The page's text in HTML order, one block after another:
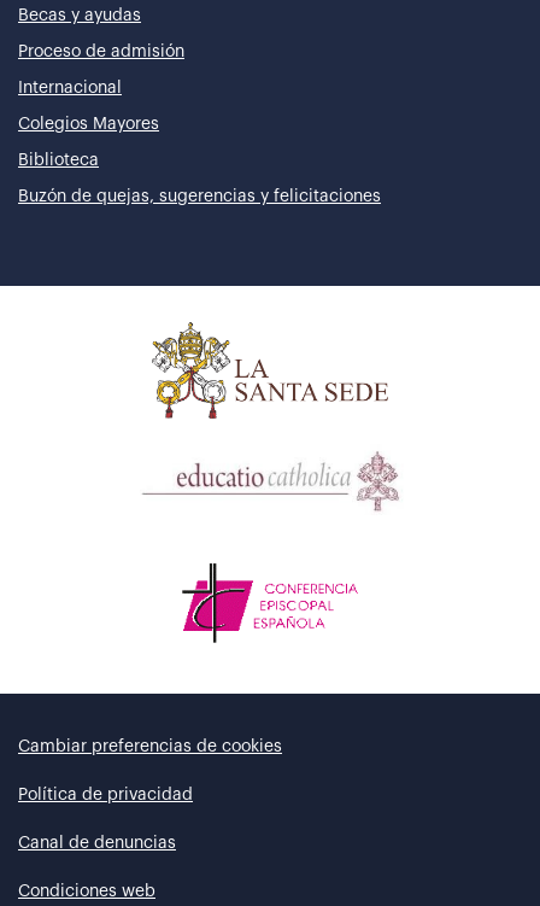
Becas y ayudas
Proceso de admisión
Internacional
Colegios Mayores
Biblioteca
Buzón de quejas, sugerencias y felicitaciones
Cambiar preferencias de cookies
Política de privacidad
Canal de denuncias
Condiciones web